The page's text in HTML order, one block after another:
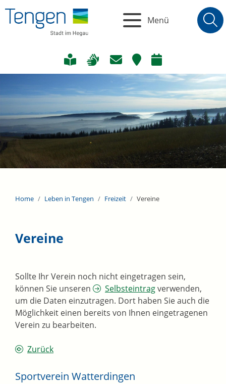
Menü
Home Leben in Tengen Freizeit Vereine
Vereine
Sollte Ihr Verein noch nicht eingetragen sein,
können Sie unseren
Selbsteintragverwenden,
um die Daten einzutragen. Dort haben Sie auch die
Möglichkeit einen bereits von Ihnen eingetragenen
Verein zu bearbeiten.
Zurück
Sportverein Watterdingen